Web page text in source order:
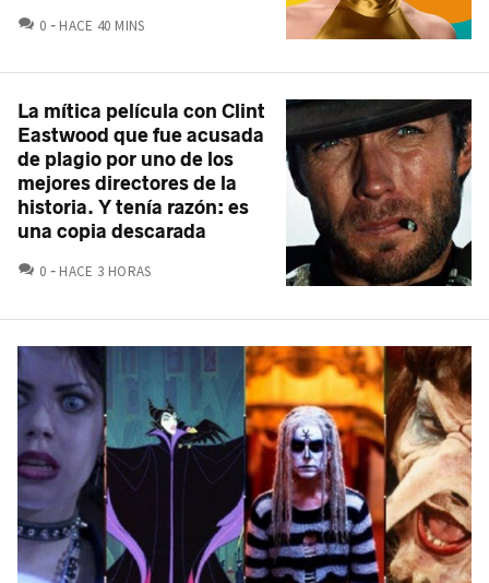
0 COMENTARIOS
HACE 40 MINS
La mítica película con Clint
Eastwood que fue acusada
de plagio por uno de los
mejores directores de la
historia. Y tenía razón: es
una copia descarada
0 COMENTARIOS
HACE 3 HORAS